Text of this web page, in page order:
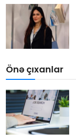
Önə çıxanlar